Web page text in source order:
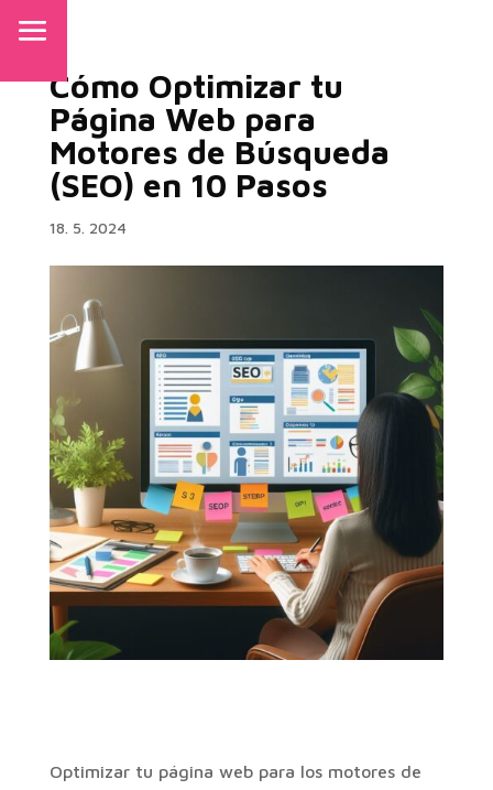
Cómo Optimizar tu
Página Web para
Motores de Búsqueda
(SEO) en 10 Pasos
18. 5. 2024
Optimizar tu página web para los motores de